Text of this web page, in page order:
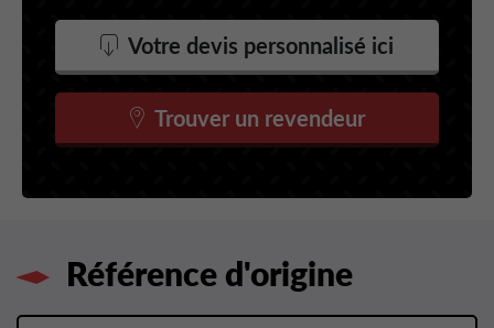
Votre devis personnalisé ici
Trouver un revendeur
Référence d'origine